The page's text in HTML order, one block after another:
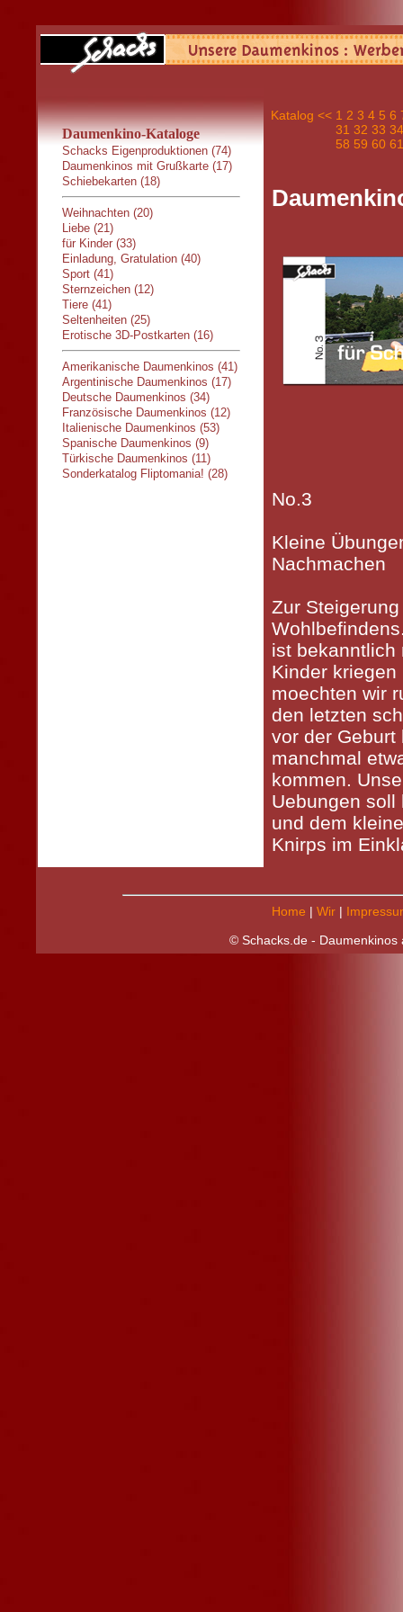
Daumenkino-Kataloge
Schacks Eigenproduktionen (74)
Daumenkinos mit Grußkarte (17)
Schiebekarten (18)
Weihnachten (20)
Liebe (21)
für Kinder (33)
Einladung, Gratulation (40)
Sport (41)
Sternzeichen (12)
Tiere (41)
Seltenheiten (25)
Erotische 3D-Postkarten (16)
Amerikanische Daumenkinos (41)
Argentinische Daumenkinos (17)
Deutsche Daumenkinos (34)
Französische Daumenkinos (12)
Italienische Daumenkinos (53)
Spanische Daumenkinos (9)
Türkische Daumenkinos (11)
Sonderkatalog Fliptomania! (28)
Katalog << 1 2 3 4 5 6
31 32 33 34
58 59 60 61
No.3
Kleine
Nachmachen
Zur
ist bekanntlich
Kinder kriegen
moechten wir
den letzten
vor der Geburt
manchmal
kommen.
Uebungen
und dem
Knirps im
Home | Wir|
© Schacks.de - Daumenkinos